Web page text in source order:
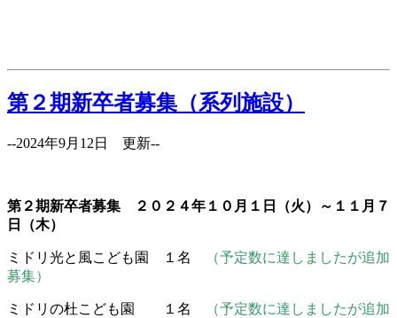
第２期新卒者募集（系列施設）
--2024年9月12日 更新--
第２期新卒者募集 ２０２４年１０月１日（火）～１１月７
日（木）
ミドリ光と風こども園 １名
（予定数に達しましたが追加
募集）
ミドリの杜こども園 １名
（予定数に達しましたが追加